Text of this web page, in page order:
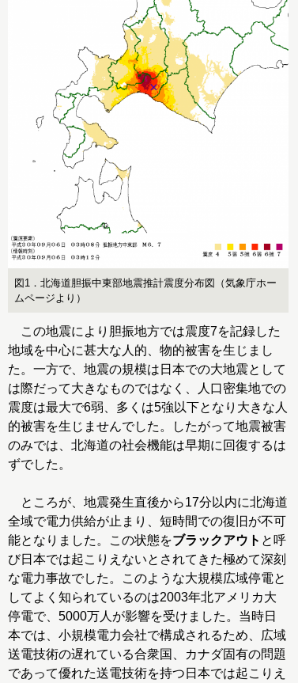
図1．北海道胆振中東部地震推計震度分布図（気象庁ホー
ムページより）
この地震により胆振地方では震度7を記録した
地域を中心に甚大な人的、物的被害を生じまし
た。一方で、地震の規模は日本での大地震として
は際だって大きなものではなく、人口密集地での
震度は最大で6弱、多くは5強以下となり大きな人
的被害を生じませんでした。したがって地震被害
のみでは、北海道の社会機能は早期に回復するは
ずでした。
ところが、地震発生直後から17分以内に北海道
全域で電力供給が止まり、短時間での復旧が不可
能となりました。この状態をブラックアウト と呼
び日本では起こりえないとされてきた極めて深刻
な電力事故でした。このような大規模広域停電と
してよく知られているのは2003年北アメリカ大
停電で、5000万人が影響を受けました。当時日
本では、小規模電力会社で構成されるため、広域
送電技術の遅れている合衆国、カナダ固有の問題
であって優れた送電技術を持つ日本では起こりえ